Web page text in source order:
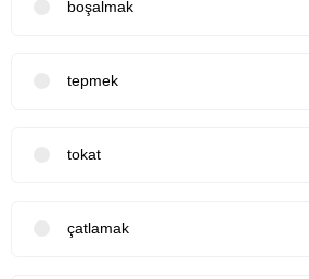
boşalmak
tepmek
tokat
çatlamak